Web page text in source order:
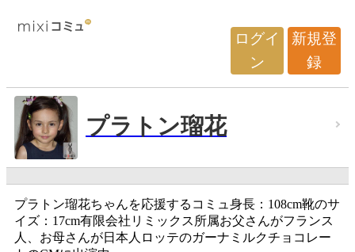
ログイ
ン
新規登
録
プラトン瑠花
プラトン瑠花ちゃんを応援するコミュ身長：108cm靴のサ
イズ：17cm有限会社リミックス所属お父さんがフランス
人、お母さんが日本人ロッテのガーナミルクチョコレー